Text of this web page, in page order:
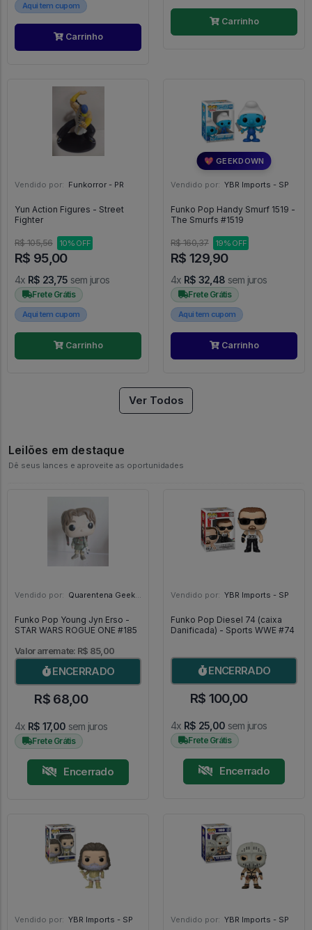
Aqui tem cupom
Carrinho
Carrinho
Vendido por: Funkorror - PR
Yun Action Figures - Street
Fighter
R$ 105,56 10% OFF
R$ 95,00
4x R$ 23,75 sem juros
Frete Grátis
Aqui tem cupom
Carrinho
💖 GEEKDOWN
Vendido por: YBR Imports - SP
Funko Pop Handy Smurf 1519 -
The Smurfs #1519
R$ 160,37 19% OFF
R$ 129,90
4x R$ 32,48 sem juros
Frete Grátis
Aqui tem cupom
Carrinho
Ver Todos
Leilões em destaque
Dê seus lances e aproveite as oportunidades
Vendido por: Quarentena Geek Store - SP
Funko Pop Young Jyn Erso -
STAR WARS ROGUE ONE #185
Valor arremate: R$ 85,00
ENCERRADO
R$ 68,00
4x R$ 17,00 sem juros
Frete Grátis
Encerrado
Vendido por: YBR Imports - SP
Funko Pop Diesel 74 (caixa
Danificada) - Sports WWE #74
ENCERRADO
R$ 100,00
4x R$ 25,00 sem juros
Frete Grátis
Encerrado
Vendido por: YBR Imports - SP Vendido por: YBR Imports - SP